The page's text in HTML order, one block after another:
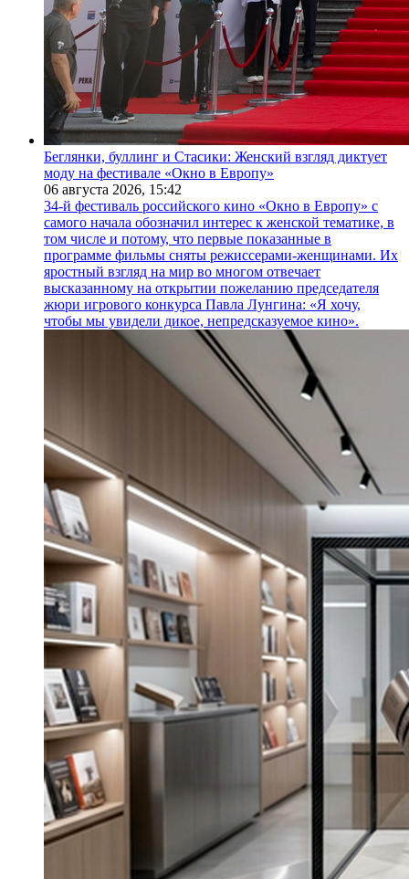
Беглянки, буллинг и Стасики: Женский взгляд диктует
моду на фестивале «Окно в Европу»
06 августа 2026, 15:42
34-й фестиваль российского кино «Окно в Европу» с
самого начала обозначил интерес к женской тематике, в
том числе и потому, что первые показанные в
программе фильмы сняты режиссерами-женщинами. Их
яростный взгляд на мир во многом отвечает
высказанному на открытии пожеланию председателя
жюри игрового конкурса Павла Лунгина: «Я хочу,
чтобы мы увидели дикое, непредсказуемое кино».